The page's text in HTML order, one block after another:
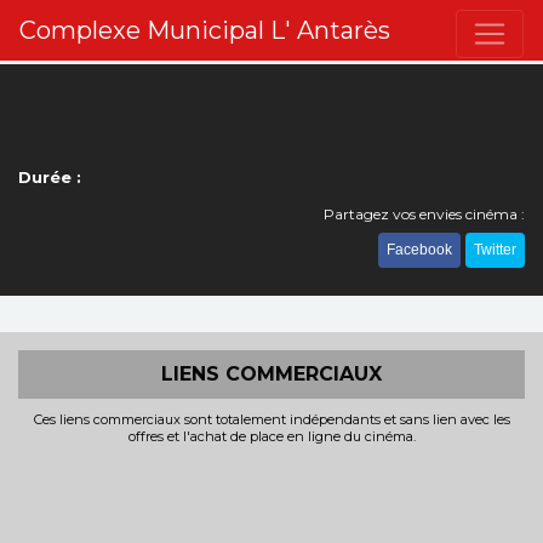
Complexe Municipal L' Antarès
Durée :
Partagez vos envies cinéma :
Facebook Twitter
LIENS COMMERCIAUX
Ces liens commerciaux sont totalement indépendants et sans lien avec les
offres et l'achat de place en ligne du cinéma.